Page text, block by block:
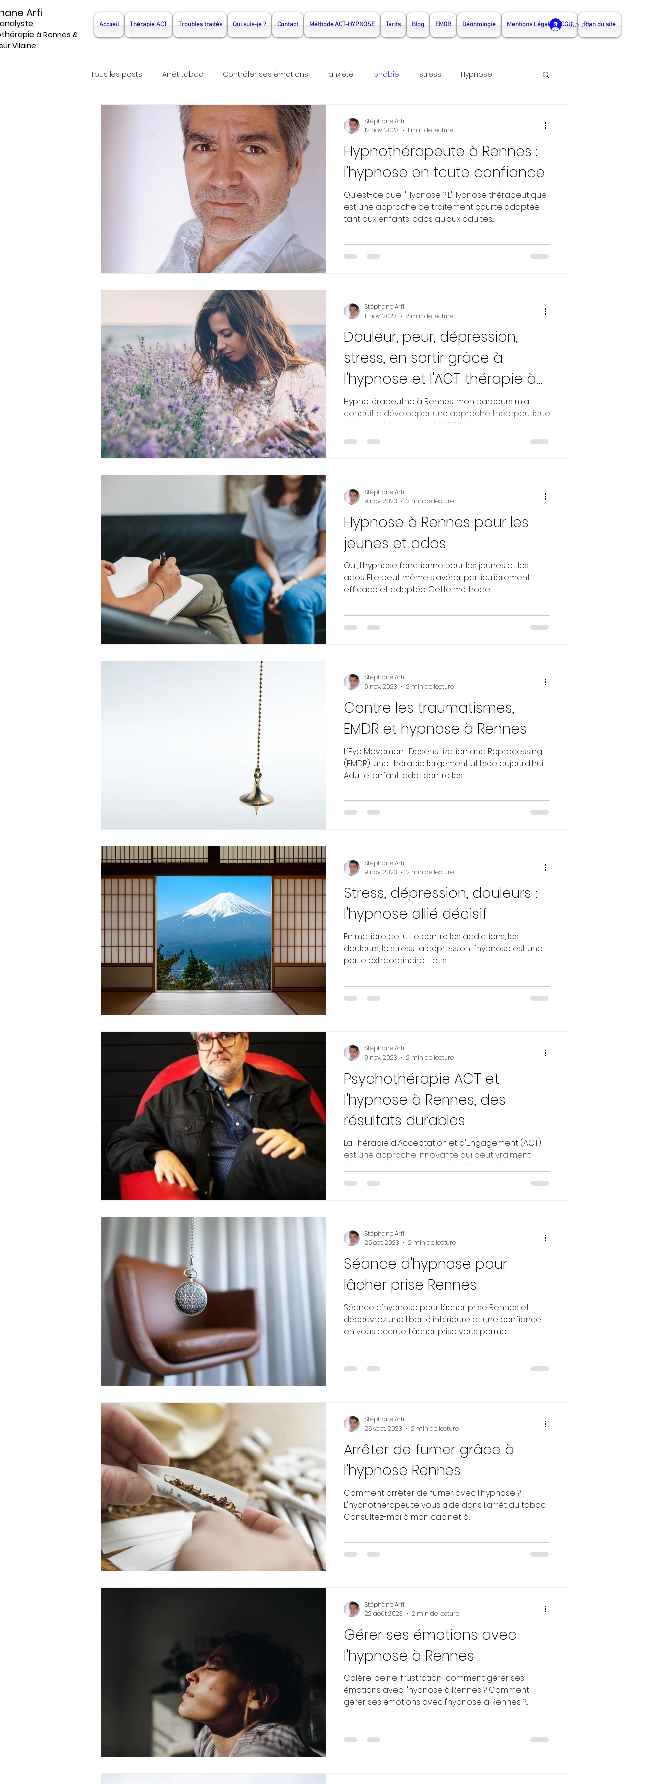
Arfi
à Rennes &
Vilaine
Accueil Thérapie ACT Troubles traités Qui suis-je ? Contact Méthode ACT-HYPNOSE Tarifs Blog EMDR Déontologie Mentions Légales - CGU Plan du site
Se connecter
Tous les posts Arrêt tabac Contrôler ses émotions anxiété phobie stress Hypnose
Psychothérapie Rennes Psychothérapie Noyal Sur Vilaine
hypnoseado thérapie Couple thérapie couple rennes therapeute couple rennes
Hypnothérapeute à Rennes :
l'hypnose en toute confiance
Qu'est-ce que l'Hypnose ? L'Hypnose thérapeutique
est une approche de traitement courte adaptée
tant aux enfants, ados qu'aux adultes....
Stéphane Arfi
12 nov. 2023
1 min de lecture
Douleur, peur, dépression,
stress, en sortir grâce à
l'hypnose et l'ACT thérapie à
Rennes
Hypnotérapeuthe à Rennes, mon parcours m'a
conduit à développer une approche thérapeutique
fusionnant l'hypnose et l'ACT Thérapie...
Stéphane Arfi
11 nov. 2023
2 min de lecture
Hypnose à Rennes pour les
jeunes et ados
Oui, l'hypnose fonctionne pour les jeunes et les
ados. Elle peut même s'avérer particulièrement
efficace et adaptée. Cette méthode...
Stéphane Arfi
9 nov. 2023
2 min de lecture
Contre les traumatismes,
EMDR et hypnose à Rennes
L'Eye Movement Desensitization and Reprocessing
(EMDR), une thérapie largement utilisée aujourd'hui.
Adulte, enfant, ado : contre les...
Stéphane Arfi
9 nov. 2023
2 min de lecture
Stress, dépression, douleurs :
l'hypnose allié décisif
En matière de lutte contre les addictions, les
douleurs, le stress, la dépression, l'hypnose est une
porte extraordinaire - et si...
Stéphane Arfi
9 nov. 2023
2 min de lecture
Psychothérapie ACT et
l'hypnose à Rennes, des
résultats durables
La Thérapie d'Acceptation et d'Engagement (ACT),
est une approche innovante qui peut vraiment
changer votre vie car ses résultats sont...
Stéphane Arfi
9 nov. 2023
2 min de lecture
Séance d'hypnose pour
lâcher prise Rennes
Séance d'hypnose pour lâcher prise Rennes et
découvrez une liberté intérieure et une confiance
en vous accrue. Lâcher prise vous permet...
Stéphane Arfi
25 oct. 2023
2 min de lecture
Arrêter de fumer grâce à
l'hypnose Rennes
Comment arrêter de fumer avec l'hypnose ?
L'hypnothérapeute vous aide dans l'arrêt du tabac.
Consultez-moi à mon cabinet à...
Stéphane Arfi
26 sept. 2023
2 min de lecture
Gérer ses émotions avec
l'hypnose à Rennes
Colère, peine, frustration : comment gérer ses
émotions avec l'hypnose à Rennes ? Comment
gérer ses émotions avec l'hypnose à Rennes ?...
Stéphane Arfi
22 août 2023
2 min de lecture